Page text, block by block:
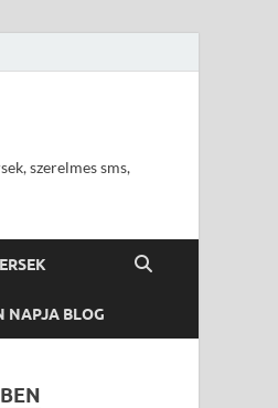
szerelmes sms,
NAPJA BLOG